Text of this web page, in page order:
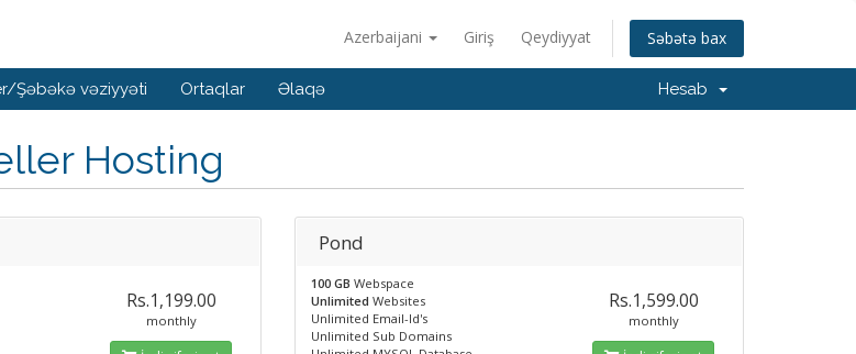
Azerbaijani Giriş Qeydiyyat Səbətə bax
Şəbəkə vəziyyəti Ortaqlar Əlaqə Hesab
Hosting
Rs.1,199.00
monthly
Pond
100 GBWebspace
UnlimitedWebsites
Unlimited Email-Id's
Unlimited Sub Domains
Rs.1,599.00
monthly